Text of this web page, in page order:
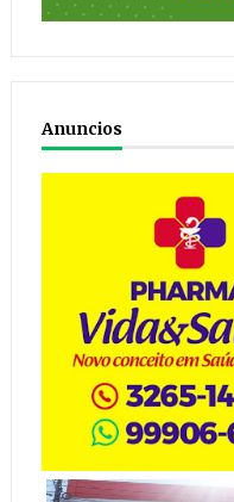
Anuncios